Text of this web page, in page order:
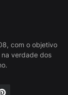
com o objetivo
verdade dos